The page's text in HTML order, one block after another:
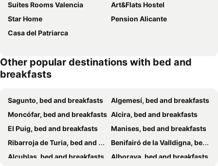
Suites Rooms Valencia
Art&Flats Hostel
Star Home
Pension Alicante
Casa del Patriarca
Other popular destinations with bed and
breakfasts
Sagunto, bed and breakfasts
Algemesí, bed and breakfasts
Moncófar, bed and breakfasts Alcira, bed and breakfasts
El Puig, bed and breakfasts
Manises, bed and breakfasts
Ribarroja de Turia, bed and breakfasts
Benifairó de la Valldigna, bed and breakfasts
Alcublas, bed and breakfasts
Alboraya, bed and breakfasts